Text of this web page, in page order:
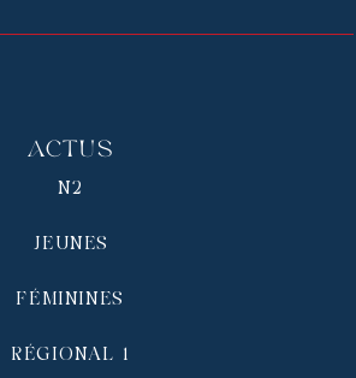
Actus
N2
JEUNES
FÉMININES
RÉGIONAL 1